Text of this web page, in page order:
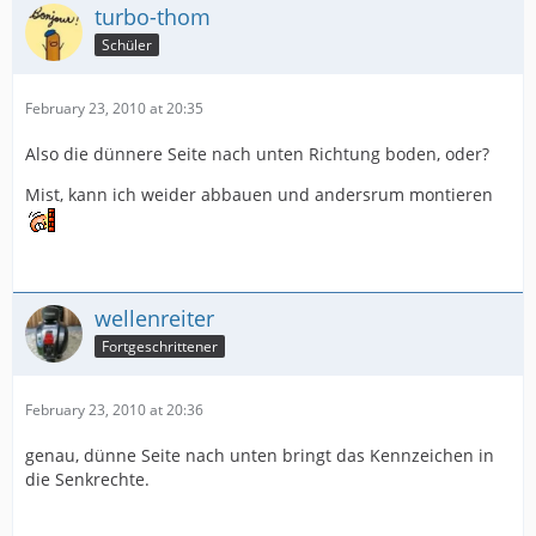
turbo-thom
Schüler
February 23, 2010 at 20:35
Also die dünnere Seite nach unten Richtung boden, oder?
Mist, kann ich weider abbauen und andersrum montieren
wellenreiter
Fortgeschrittener
February 23, 2010 at 20:36
genau, dünne Seite nach unten bringt das Kennzeichen in
die Senkrechte.